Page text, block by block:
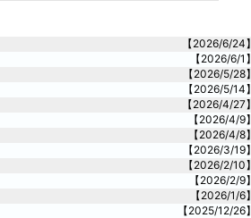
【2026/6/24】
【2026/6/1】
【2026/5/28】
【2026/5/14】
【2026/4/27】
【2026/4/9】
【2026/4/8】
【2026/3/19】
【2026/2/10】
【2026/2/9】
【2026/1/6】
【2025/12/26】